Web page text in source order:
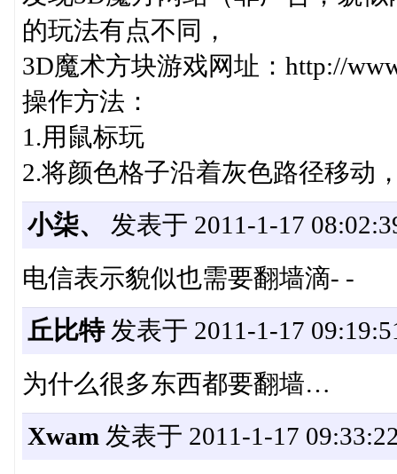
的玩法有点不同，
3D魔术方块游戏网址：http://
操作方法：
1.用鼠标玩
2.将颜色格子沿着灰色路径移动
小柒、
发表于 2011-1-17
电信表示貌似也需要翻墙滴- -
丘比特发表于 2011-1-17
为什么很多东西都要翻墙…
Xwam 发表于 2011-1-17